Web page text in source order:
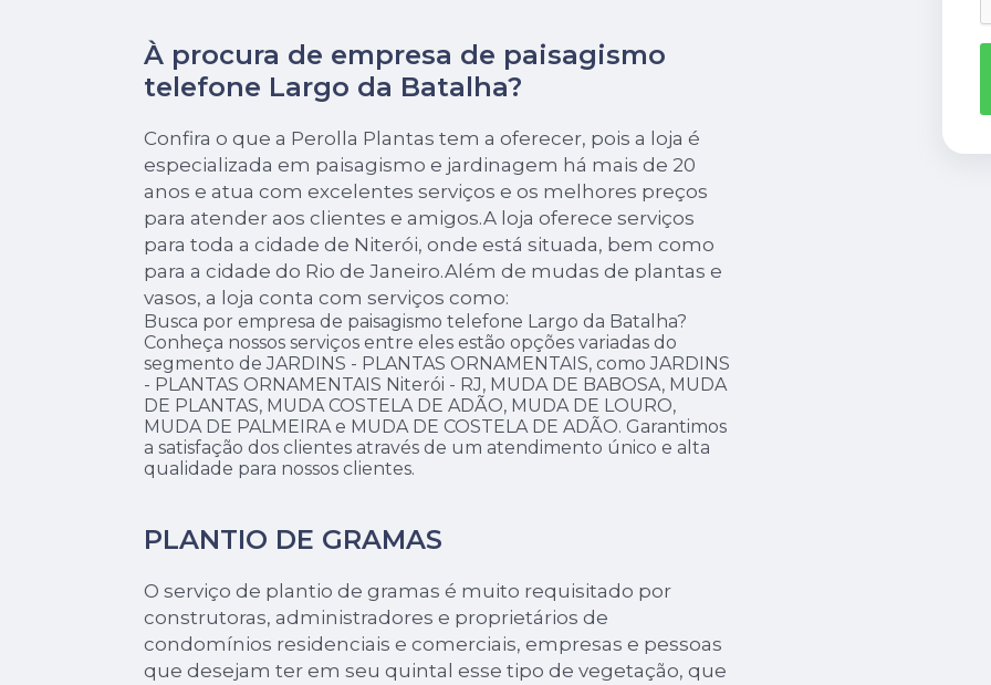
À procura de empresa de paisagismo
telefone Largo da Batalha?
Confira o que a Perolla Plantas tem a oferecer, pois a loja é
especializada em paisagismo e jardinagem há mais de 20
anos e atua com excelentes serviços e os melhores preços
para atender aos clientes e amigos.A loja oferece serviços
para toda a cidade de Niterói, onde está situada, bem como
para a cidade do Rio de Janeiro.Além de mudas de plantas e
vasos, a loja conta com serviços como:
Busca por empresa de paisagismo telefone Largo da Batalha?
Conheça nossos serviços entre eles estão opções variadas do
segmento de JARDINS - PLANTAS ORNAMENTAIS, como JARDINS
- PLANTAS ORNAMENTAIS Niterói - RJ, MUDA DE BABOSA, MUDA
DE PLANTAS, MUDA COSTELA DE ADÃO, MUDA DE LOURO,
MUDA DE PALMEIRA e MUDA DE COSTELA DE ADÃO. Garantimos
a satisfação dos clientes através de um atendimento único e alta
qualidade para nossos clientes.
PLANTIO DE GRAMAS
O serviço de plantio de gramas é muito requisitado por
construtoras, administradores e proprietários de
condomínios residenciais e comerciais, empresas e pessoas
que desejam ter em seu quintal esse tipo de vegetação, que